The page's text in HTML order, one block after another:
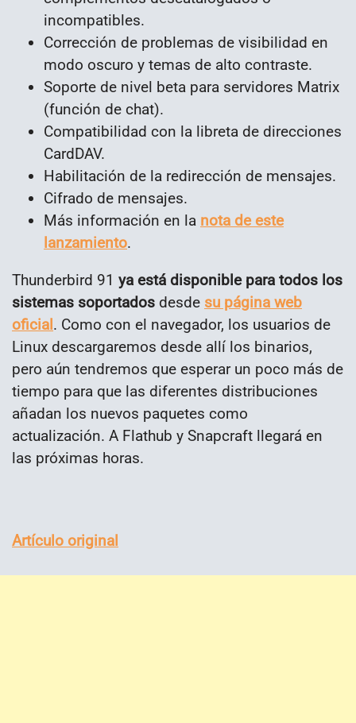
incompatibles.
Corrección de problemas de visibilidad en
modo oscuro y temas de alto contraste.
Soporte de nivel beta para servidores Matrix
(función de chat).
Compatibilidad con la libreta de direcciones
CardDAV.
Habilitación de la redirección de mensajes.
Cifrado de mensajes.
Más información en la nota de este
lanzamiento.
Thunderbird 91 ya está disponible para todos los
sistemas soportados desde su página web
oficial. Como con el navegador, los usuarios de
Linux descargaremos desde allí los binarios,
pero aún tendremos que esperar un poco más de
tiempo para que las diferentes distribuciones
añadan los nuevos paquetes como
actualización. A Flathub y Snapcraft llegará en
las próximas horas.
Artículo original